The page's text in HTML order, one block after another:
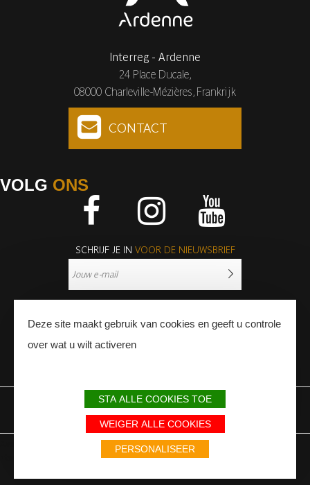
Interreg - Ardenne
24 Place Ducale,
08000 Charleville-Mézières, Frankrijk
CONTACT
VOLG ONS
SCHRIJF JE IN VOOR DE NIEUWSBRIEF
WETTELIJKE BEPALINGEN SITEMAP
Avec le soutien du Fonds Européen de développement régional / Met
steun van het Europese Fonds voor Regionale Ontwikkeling
Deze site maakt gebruik van cookies en geeft u controle
over wat u wilt activeren
STA ALLE COOKIES TOE
WEIGER ALLE COOKIES
PERSONALISEER